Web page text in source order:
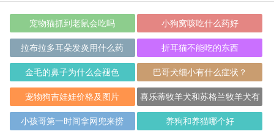
宠物猫抓到老鼠会吃吗 小狗窝咳吃什么药好
拉布拉多耳朵发炎用什么药 折耳猫不能吃的东西
金毛的鼻子为什么会褪色 巴哥犬细小有什么症状？
宠物狗吉娃娃价格及图片
喜乐蒂牧羊犬和苏格兰牧羊犬有
什么区别？
小孩哥第一时间拿网兜来捞 养狗和养猫哪个好